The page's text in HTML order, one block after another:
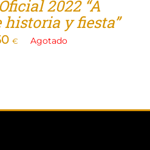
2022 “A
y fiesta”
€ Agotado